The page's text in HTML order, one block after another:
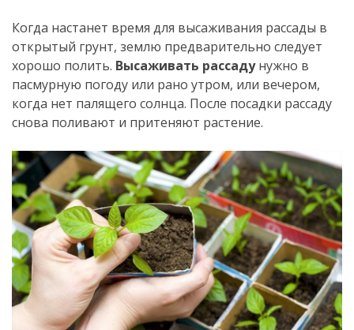
Когда настанет время для высаживания рассады в
открытый грунт, землю предварительно следует
хорошо полить. Высаживать рассадунужно в
пасмурную погоду или рано утром, или вечером,
когда нет палящего солнца. После посадки рассаду
снова поливают и притеняют растение.